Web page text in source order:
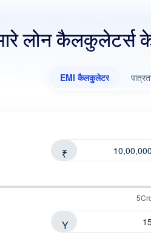
लोन कैलकुलेटर्स के
EMI कैलकुलेटर
₹
Y